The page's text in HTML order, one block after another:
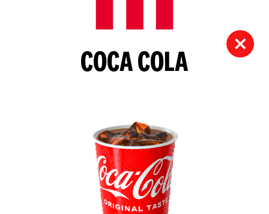
COCA COLA